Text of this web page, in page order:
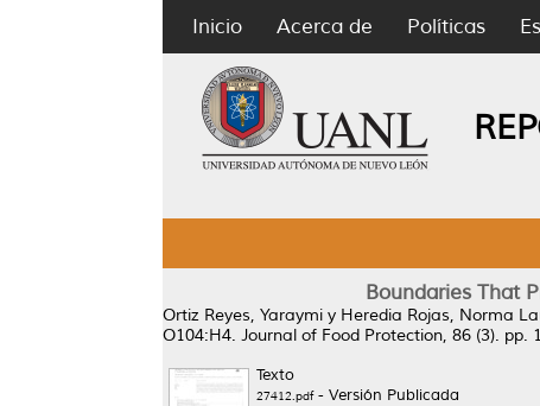
Inicio Acerca de Políticas
Boundaries That
Ortiz Reyes, Yaraymi y Heredia Rojas, Norma
O104:H4. Journal of Food Protection, 86 (3). pp.
Texto
27412.pdf- Versión Publicada